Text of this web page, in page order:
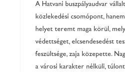
A Hatvani buszpályaudvar
közlekedési csomópont,
helyet teremt maga körül,
védettséget, elcsendesedést
feszültsége, zaja közepette.
a városi karakter nélküli,